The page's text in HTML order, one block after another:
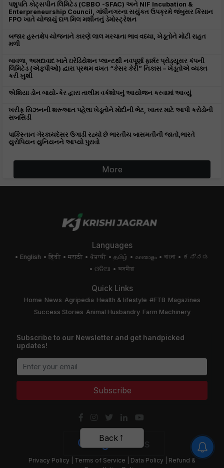
પશુપતિ કોટ્સપીન લિમિટેડ (CBBO -SFAC) અને NIF Incubation &
Enterpreneurship Council, ગાંધીનગરના સયુંકત ઉપક્રમે જંબુસર કિસાન
FPO ખાતે યોજાયું દાળ મિલ મશીનનું ડેમોસ્ટ્રેશન
બજાર હસ્તક્ષેપ યોજનાને કારણે લાલ મરચાના ભાવ વધ્યા, ખેડૂતોને મોટી રાહત
મળી
બાવળા, અમદાવાદ ખાતે ઇરેડિયેશન પ્લાન્ટથી નવપૂર્ણા ફાર્મર પ્રોડ્યૂસર કંપની
લિમિટેડ (એફપીઓ) દ્વારા પ્રથમ વખત “કેસર કેરી” નિકાસ – ખેડૂતોએ વ્યક્ત
કરી ખુશી
એશિયા ડોન બાયો-કેર દ્વારા તાલીમ વર્કશોપનું આયોજન કરવામાં આવ્યું
ખરીફ સિઝનની શરૂઆત પહેલા ખેડૂતોને મોદીની ભેટ, ખાતર માટે આપી કરોડોની
સબસિડી
પાકિસ્તાન ગેરકાયદેસર ઉગાડી રહ્યો છે ભારતીય બાસમતીની જાતો,ભારતે
યુરોપિયન યુનિયનને આપ્યો પુરાવો
More
Languages
English हिंदी मराठी ਪੰਜਾਬੀ தமிழ் മലയാളം বাংলা
ಕನ್ನಡ
ଓଡିଆ
অসমীয়া
Quick Links
Home News Agripedia Health & lifestyle #FTB Magazines
Success Stories Animal Husbandry Farm Machinery
Subscribe to our Newsletter and get handpicked
updates!
Subscribe
Privacy Policy Terms of Service Data Policy
Refund &
Back